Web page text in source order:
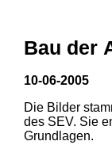
1
Bau der
10-06-2005
Die Bilder
des SEV. Sie
Grundlagen.